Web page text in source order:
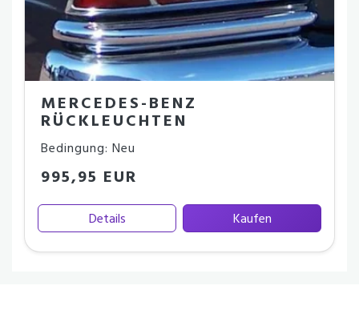
MERCEDES-BENZ
RÜCKLEUCHTEN
Bedingung: Neu
995,95 EUR
Details Kaufen